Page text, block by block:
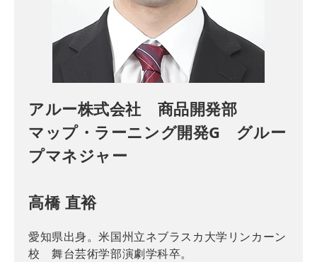
アルー株式会社 商品開発部
マップ・ラーニング開発G グルー
プマネジャー
高橋 直裕
愛知県出身。米国州立ネブラスカ大学リンカーン
校 舞台芸術学部演劇学科卒。